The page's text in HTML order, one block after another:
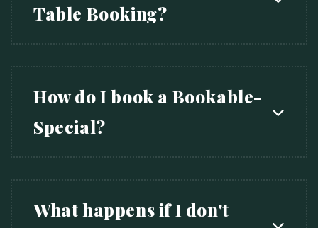
Table Booking?
How do I book a Bookable-
Special?
What happens if I don't